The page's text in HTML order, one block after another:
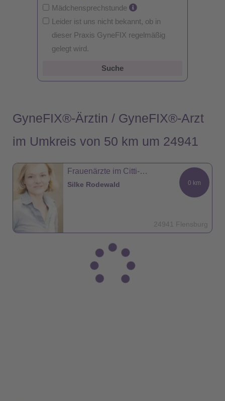
Mädchensprechstunde
Leider ist uns nicht bekannt, ob in
dieser Praxis GyneFIX regelmäßig
gelegt wird.
Suche
GyneFIX®-Ärztin / GyneFIX®-Arzt
im Umkreis von 50 km um 24941
Frauenärzte im Citti-Park
Silke Rodewald 0 km
24941 Flensburg